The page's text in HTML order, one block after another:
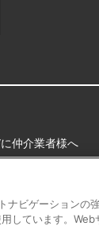
仲介業者様へ
ナビゲーションの
しています。Web